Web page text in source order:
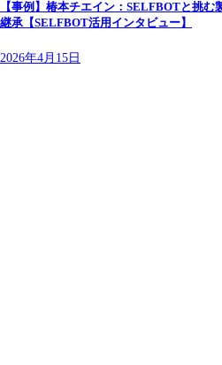
【事例】椿本チエイン：SELFBOTと挑
継承【SELFBOT活用インタビュー】
2026年4月15日